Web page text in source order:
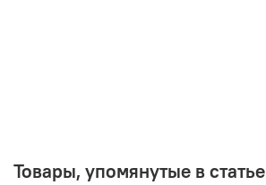
Товары, упомянутые в статье